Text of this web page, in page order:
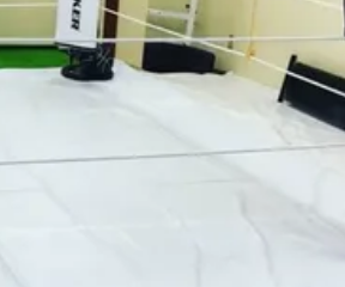
CAMPFIRE for Social Good
CAMPFIREふるさと納税machi-yaコ